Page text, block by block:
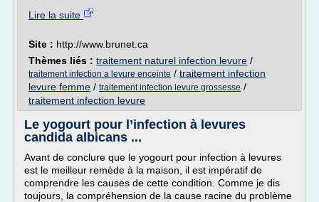
Lire la suite
Site : http://www.brunet.ca
Thèmes liés : traitement naturel infection levure /
traitement infection a levure enceinte / traitement infection
levure femme / traitement infection levure grossesse /
traitement infection levure
Le yogourt pour l’infection à levures
candida albicans ...
Avant de conclure que le yogourt pour infection à levures
est le meilleur remède à la maison, il est impératif de
comprendre les causes de cette condition. Comme je dis
toujours, la compréhension de la cause racine du problème